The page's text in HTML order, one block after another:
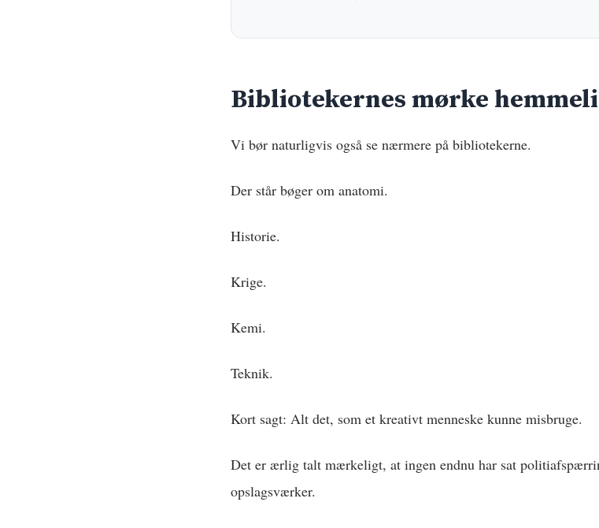
Bibliotekernes mørke
Vi bør naturligvis også se nærmere på bibliotekerne.
Der står bøger om anatomi.
Historie.
Krige.
Kemi.
Teknik.
Kort sagt: Alt det, som et kreativt menneske kunne misbruge.
Det er ærlig talt mærkeligt, at ingen endnu har sat
opslagsværker.